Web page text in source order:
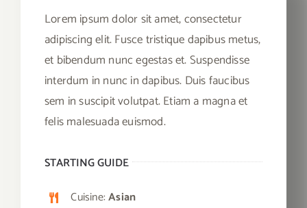
Lorem ipsum dolor sit amet, consectetur
adipiscing elit. Fusce tristique dapibus metus,
et bibendum nunc egestas et. Suspendisse
interdum in nunc in dapibus. Duis faucibus
sem in suscipit volutpat. Etiam a magna et
felis malesuada euismod.
STARTING GUIDE
Cuisine:Asian